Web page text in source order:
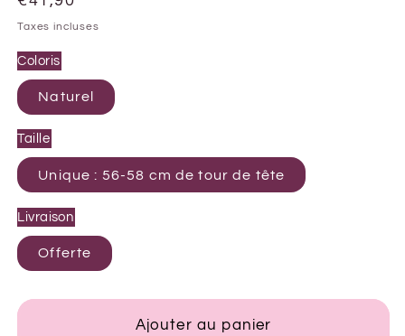
habituel
Taxes incluses
Coloris
Naturel
Taille
Unique : 56-58 cm de tour de tête
Livraison
Offerte
Ajouter au panier